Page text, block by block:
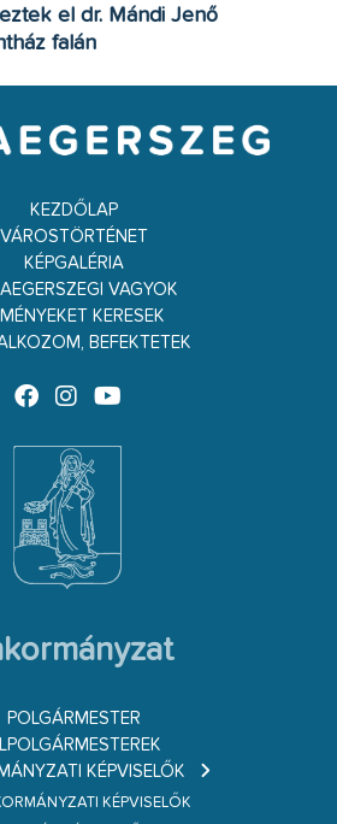
el dr. Mándi Jenő
falán
KEZDŐLAP
VÁROSTÖRTÉNET
KÉPGALÉRIA
VAGYOK
KERESEK
BEFEKTETEK
POLGÁRMESTER
KÉPVISELŐK
KÉPVISELŐK